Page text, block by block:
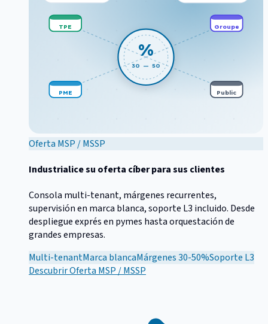
%
30 — 50
TPE
PME
Groupe
Public
Oferta MSP / MSSP
Industrialice su oferta cíber para sus clientes
Consola multi-tenant, márgenes recurrentes,
supervisión en marca blanca, soporte L3 incluido. Desde
despliegue exprés en pymes hasta orquestación de
grandes empresas.
Multi-tenantMarca blancaMárgenes 30-50%Soporte L3
DescubrirOferta MSP / MSSP